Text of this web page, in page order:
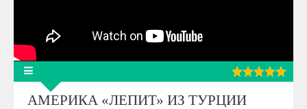
АМЕРИКА «ЛЕПИТ» ИЗ ТУРЦИИ